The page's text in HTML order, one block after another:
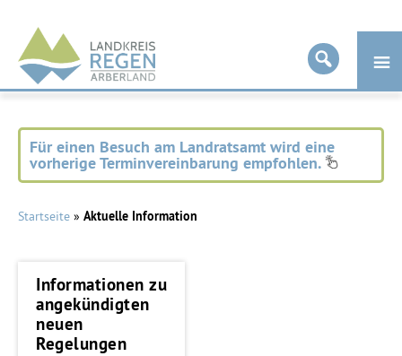
Landkreis
Regen
Für einen Besuch am Landratsamt wird eine
vorherige Terminvereinbarung empfohlen.
Startseite » Aktuelle Information
Informationen zu
angekündigten
neuen
Regelungen